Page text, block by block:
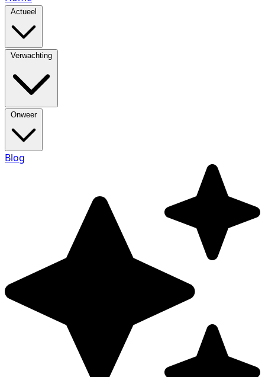
Actueel
Verwachting
Onweer
Blog